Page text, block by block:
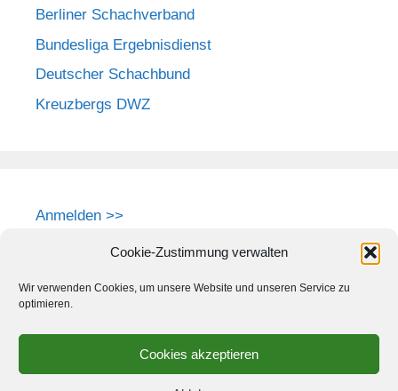
Cookie-Zustimmung verwalten
Wir verwenden Cookies, um unsere Website und unseren Service zu
optimieren.
Cookies akzeptieren
Berliner Schachverband
Bundesliga Ergebnisdienst
Deutscher Schachbund
Kreuzbergs DWZ
Anmelden >>